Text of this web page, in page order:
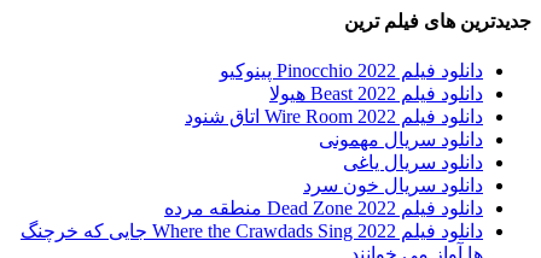
جدیدترین های فیلم ترین
دانلود فیلم Pinocchio 2022 پینوکیو
دانلود فیلم Beast 2022 هیولا
دانلود فیلم Wire Room 2022 اتاق شنود
دانلود سریال مهمونی
دانلود سریال یاغی
دانلود سریال خون سرد
دانلود فیلم 2022 Dead Zone منطقه مرده
دانلود فیلم Where the Crawdads Sing 2022 جایی که خرچنگ
ها آواز می خوانند